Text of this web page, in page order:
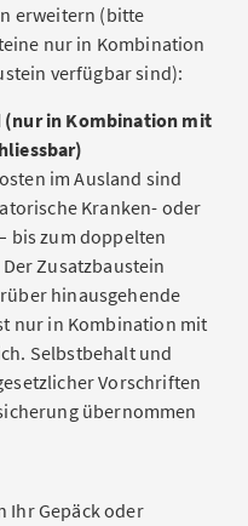
erweitern (bitte
nur in Kombination
verfügbar sind):
(nur in Kombination mit
im Ausland sind
Kranken- oder
bis zum doppelten
Zusatzbaustein
hinausgehende
nur in Kombination mit
Selbstbehalt und
Vorschriften
übernommen
Ihr Gepäck oder